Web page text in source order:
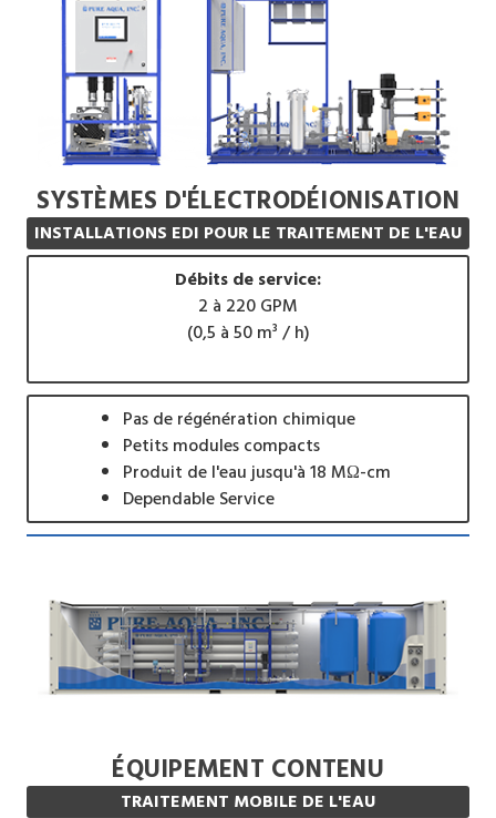
SYSTÈMES D'ÉLECTRODÉIONISATION
INSTALLATIONS EDI POUR LE TRAITEMENT DE L'EAU
Débits de service:
2 à 220 GPM
(0,5 à 50 m³ / h)
Pas de régénération chimique
Petits modules compacts
Produit de l'eau jusqu'à 18 MΩ-cm
Dependable Service
ÉQUIPEMENT CONTENU
TRAITEMENT MOBILE DE L'EAU